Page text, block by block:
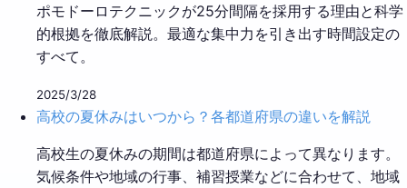
ポモドーロテクニックが25分間隔を採用する理由と科学
的根拠を徹底解説。最適な集中力を引き出す時間設定の
すべて。
2025/3/28
高校の夏休みはいつから？各都道府県の違いを解説
高校生の夏休みの期間は都道府県によって異なります。
気候条件や地域の行事、補習授業などに合わせて、地域